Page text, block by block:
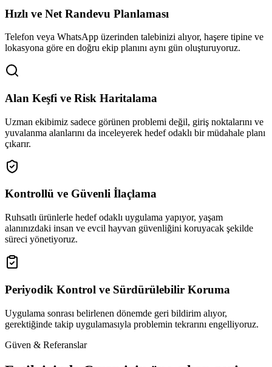
Hızlı ve Net Randevu Planlaması
Telefon veya WhatsApp üzerinden talebinizi alıyor, haşere tipine ve
lokasyona göre en doğru ekip planını aynı gün oluşturuyoruz.
Alan Keşfi ve Risk Haritalama
Uzman ekibimiz sadece görünen problemi değil, giriş noktalarını ve
yuvalanma alanlarını da inceleyerek hedef odaklı bir müdahale planı
çıkarır.
Kontrollü ve Güvenli İlaçlama
Ruhsatlı ürünlerle hedef odaklı uygulama yapıyor, yaşam
alanınızdaki insan ve evcil hayvan güvenliğini koruyacak şekilde
süreci yönetiyoruz.
Periyodik Kontrol ve Sürdürülebilir Koruma
Uygulama sonrası belirlenen dönemde geri bildirim alıyor,
gerektiğinde takip uygulamasıyla problemin tekrarını engelliyoruz.
Güven & Referanslar